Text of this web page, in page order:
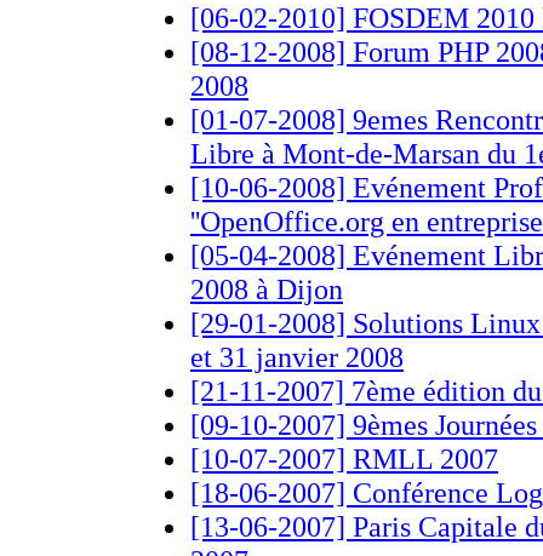
[06-02-2010] FOSDEM
[08-12-2008] Forum PHP
2008
[01-07-2008] 9emes
Libre à Mont-de-Marsan du
[10-06-2008] Evénement
''OpenOffice.org en
[05-04-2008] Evénement
2008 à Dijon
[29-01-2008] Solutions
et 31 janvier 2008
[21-11-2007] 7ème édition
[09-10-2007] 9èmes
[10-07-2007] RMLL 2007
[18-06-2007] Conférence
[13-06-2007] Paris Capitale